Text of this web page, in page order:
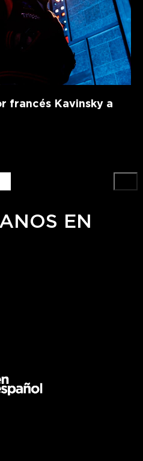
francés Kavinsky a
EN